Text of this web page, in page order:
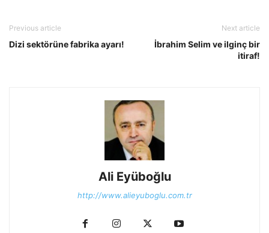
Previous article
Dizi sektörüne fabrika ayarı!
Next article
İbrahim Selim ve ilginç bir
itiraf!
Ali Eyüboğlu
http://www.alieyuboglu.com.tr